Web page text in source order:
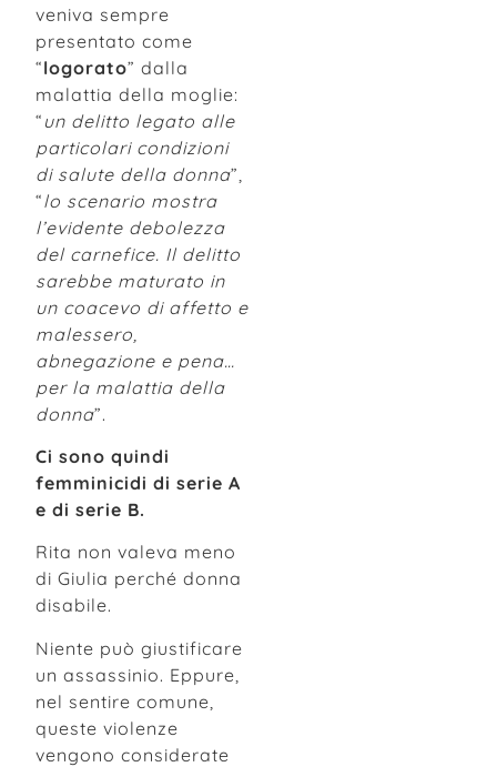
veniva sempre
presentato come
“logorato” dalla
malattia della moglie:
“ un delitto legato alle
particolari condizioni
di salute della donna”,
“lo scenario mostra
l’evidente debolezza
del carnefice. Il delitto
sarebbe maturato in
un coacevo di affetto e
malessero,
abnegazione e pena…
per la malattia della
donna”.
Ci sono quindi
femminicidi di serie A
e di serie B.
Rita non valeva meno
di Giulia perché donna
disabile.
Niente può giustificare
un assassinio. Eppure,
nel sentire comune,
queste violenze
vengono considerate